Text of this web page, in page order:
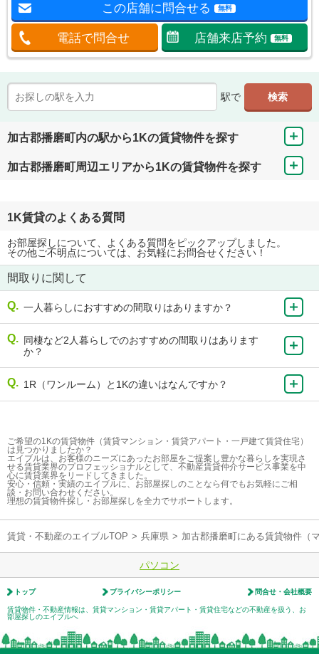
この店舗に問合せる 無料
電話で問合せ 店舗来店予約 無料
駅で
加古郡播磨町内の駅から1Kの賃貸物件を探す
加古郡播磨町周辺エリアから1Kの賃貸物件を探す
1K賃貸のよくある質問
お部屋探しについて、よくある質問をピックアップしました。
その他ご不明点については、お気軽にお問合せください！
間取りに関して
一人暮らしにおすすめの間取りはありますか？
同棲など2人暮らしでのおすすめの間取りはあります
か？
1R（ワンルーム）と1Kの違いはなんですか？
ご希望の1Kの賃貸物件（賃貸マンション・賃貸アパート・一戸建て賃貸住宅）
は見つかりましたか？
エイブルは、お客様のニーズにあったお部屋をご提案し豊かな暮らしを実現さ
せる賃貸業界のプロフェッショナルとして、不動産賃貸仲介サービス事業を中
心に賃貸業界をリードしてきました。
安心・信頼・実績のエイブルに、お部屋探しのことなら何でもお気軽にご相
談・お問い合わせください。
理想の賃貸物件探し・お部屋探しを全力でサポートします。
賃貸・不動産のエイブルTOP > 兵庫県 > 加古郡播磨町にある賃貸物件（
パソコン
トップ プライバシーポリシー 問合せ・会社概要
賃貸物件・不動産情報は、賃貸マンション・賃貸アパート・賃貸住宅などの不動産を扱う、お
部屋探しのエイブルへ